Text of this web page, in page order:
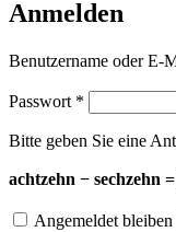
Anmelden
Benutzername oder E-
Passwort *
Bitte geben Sie eine
achtzehn − sechzehn =
Angemeldet bleiben